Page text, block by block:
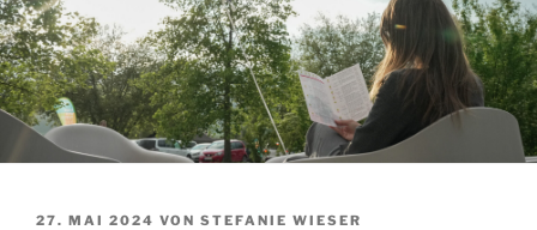
VERÖFFENTLICHT
27. MAI 2024 VON STEFANIE WIESER